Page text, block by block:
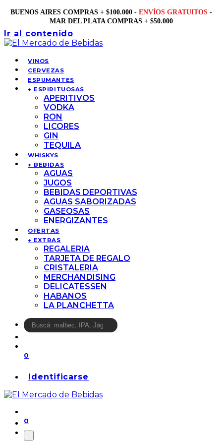
BUENOS AIRES COMPRAS + $100.000 - ENVÍOS GRATUITOS -
MAR DEL PLATA COMPRAS + $50.000
Ir al contenido
VINOS
CERVEZAS
ESPUMANTES
+ ESPIRITUOSAS
APERITIVOS
VODKA
RON
LICORES
GIN
TEQUILA
WHISKYS
+ BEBIDAS
AGUAS
JUGOS
BEBIDAS DEPORTIVAS
AGUAS SABORIZADAS
GASEOSAS
ENERGIZANTES
OFERTAS
+ EXTRAS
REGALERIA
TARJETA DE REGALO
CRISTALERIA
MERCHANDISING
DELICATESSEN
HABANOS
LA PLANCHETTA
0
Identificarse
0